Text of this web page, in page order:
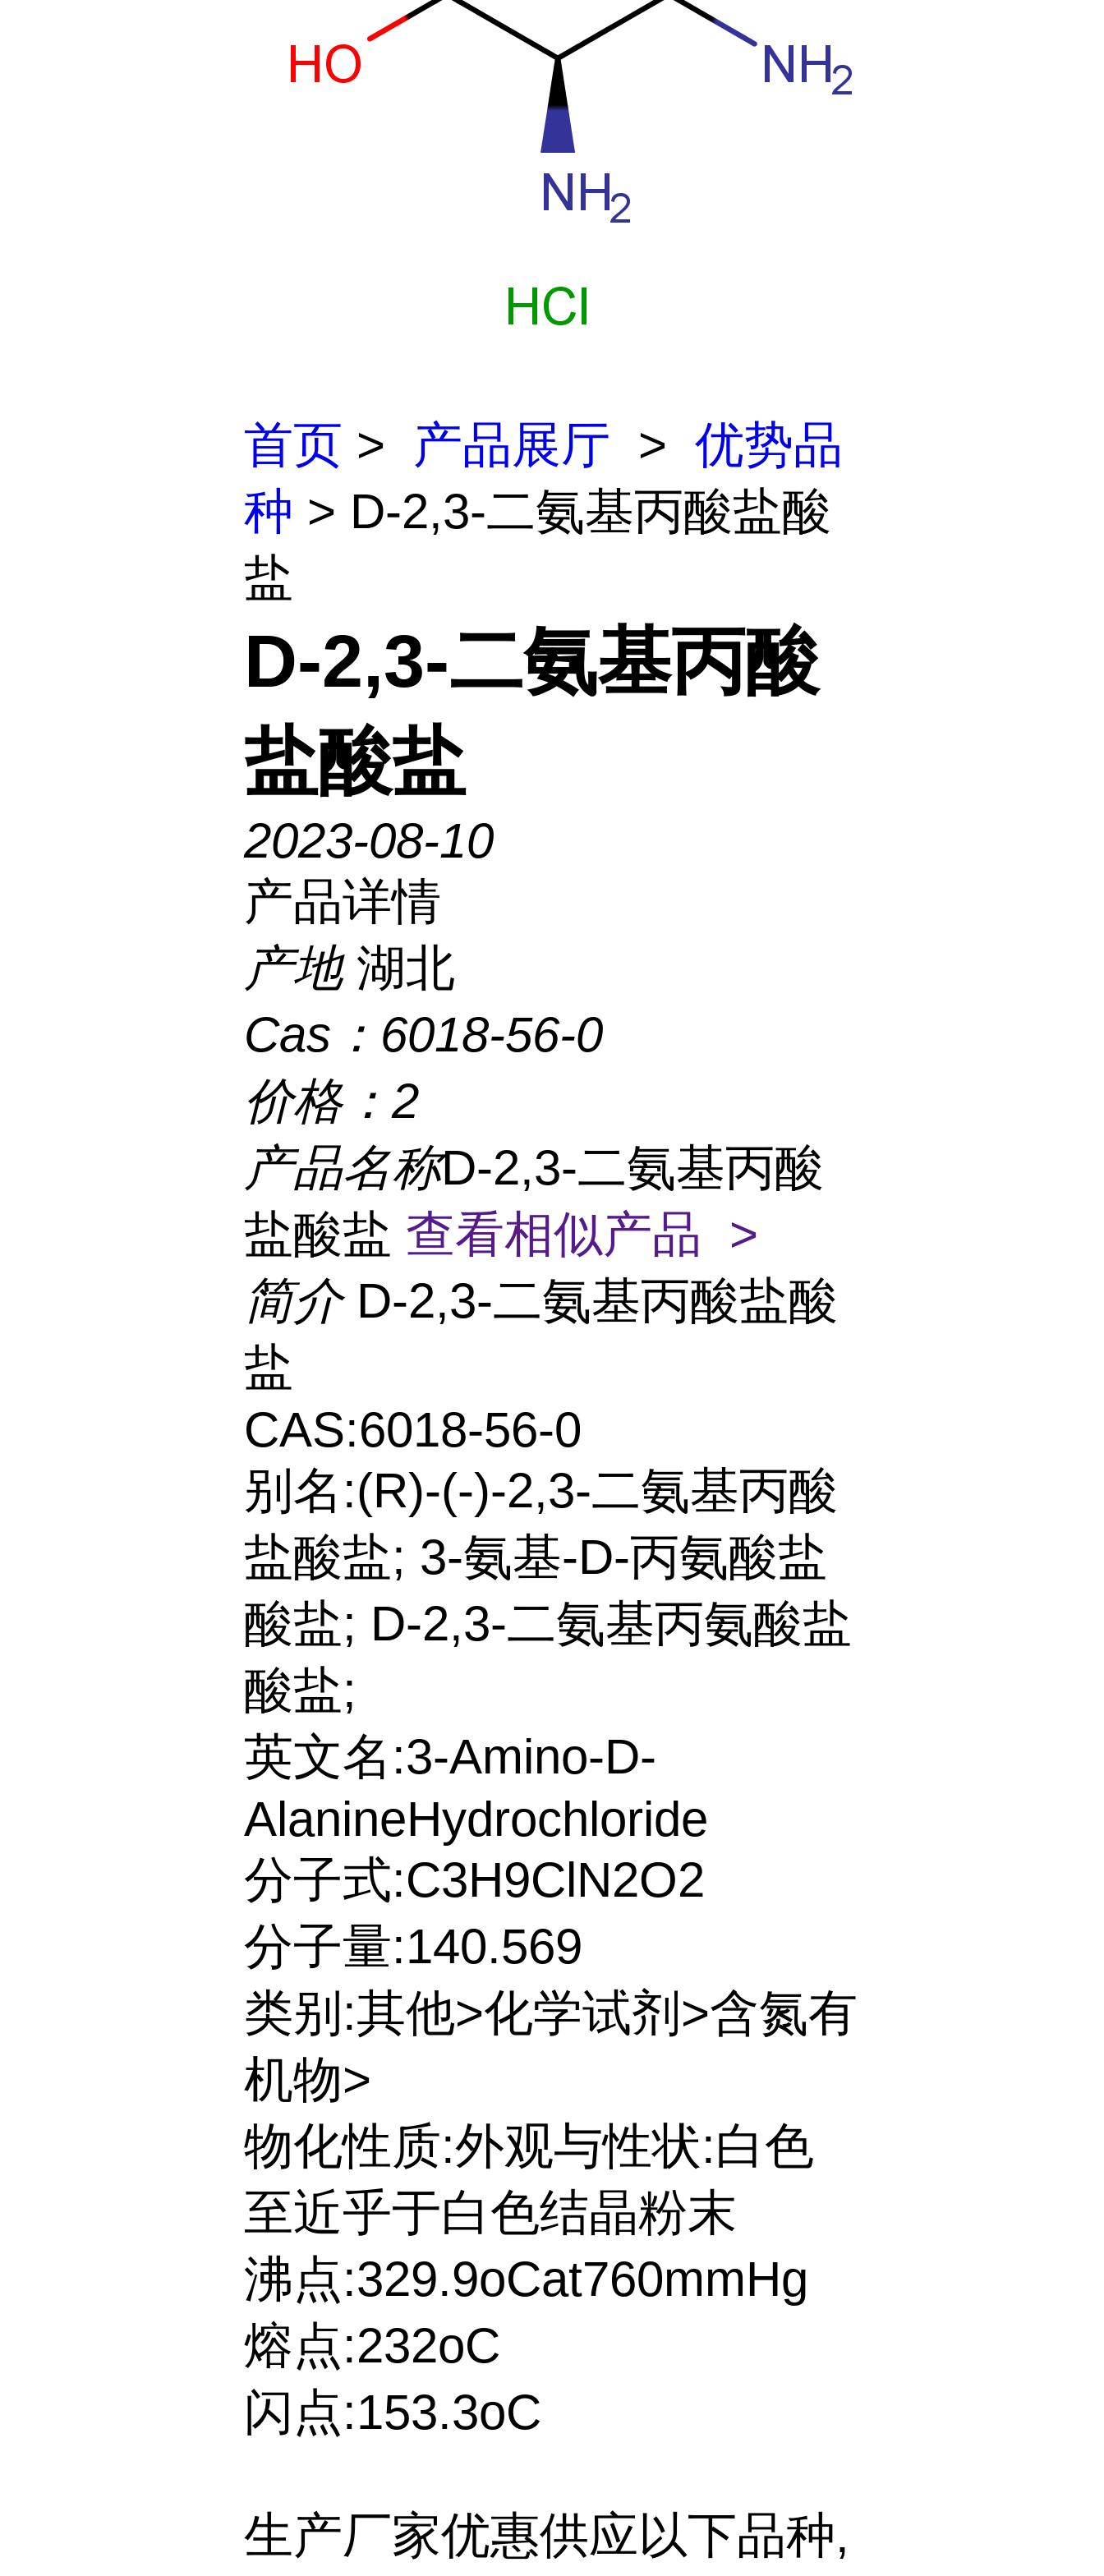
首页 > 产品展厅 > 优势品
种 > D-2,3-二氨基丙酸盐酸
盐
D-2,3-二氨基丙酸
盐酸盐
2023-08-10
产品详情
产地 湖北
Cas： 6018-56-0
价格： 2
产品名称D-2,3-二氨基丙酸
盐酸盐 查看相似产品 >
简介 D-2,3-二氨基丙酸盐酸
盐
CAS:6018-56-0
别名:(R)-(-)-2,3-二氨基丙酸
盐酸盐; 3-氨基-D-丙氨酸盐
酸盐; D-2,3-二氨基丙氨酸盐
酸盐;
英文名:3-Amino-D-
AlanineHydrochloride
分子式:C3H9ClN2O2
分子量:140.569
类别:其他>化学试剂>含氮有
机物>
物化性质:外观与性状:白色
至近乎于白色结晶粉末
沸点:329.9oCat760mmHg
熔点:232oC
闪点:153.3oC
生产厂家优惠供应以下品种,